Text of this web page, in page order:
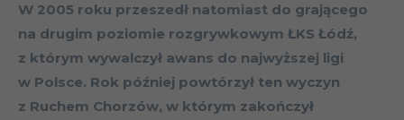
W 2005 roku przeszedł natomiast do grającego
na drugim poziomie rozgrywkowym ŁKS Łódź,
z którym wywalczył awans do najwyższej ligi
w Polsce. Rok później powtórzył ten wyczyn
z Ruchem Chorzów, w którym zakończył